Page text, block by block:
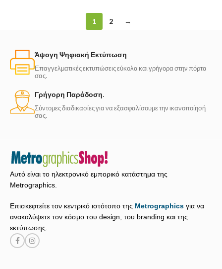
1 2 →
Άψογη Ψηφιακή Εκτύπωση
Επαγγελματικές εκτυπώσεις εύκολα και γρήγορα στην πόρτα
σας.
Γρήγορη Παράδοση.
Σύντομες διαδικασίες για να εξασφαλίσουμε την ικανοποίησή
σας.
Αυτό είναι το ηλεκτρονικό εμπορικό κατάστημα της
Metrographics.
Επισκεφτείτε τον κεντρικό ιστότοπο της Metrographics για να
ανακαλύψετε τον κόσμο του design, του branding και της
εκτύπωσης.